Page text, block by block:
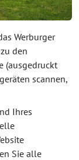
Werburger
den
(ausgedruckt
scannen,
Ihres
Sie alle